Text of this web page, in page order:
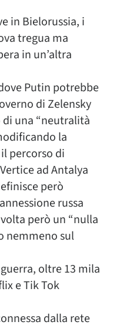
in Bielorussia, i
tregua ma
in un’altra
Putin potrebbe
di Zelensky
una “neutralità
la
percorso di
ad Antalya
però
russa
però un “nulla
nemmeno sul
oltre 13 mila
e Tik Tok
dalla rete